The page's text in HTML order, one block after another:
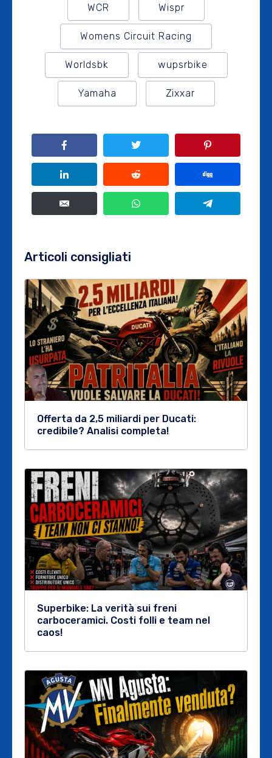
WCR Wispr
Womens Circuit Racing
Worldsbk wupsrbike
Yamaha Zixxar
Articoli consigliati
Offerta da 2,5 miliardi per Ducati:
credibile? Analisi completa!
Superbike: La verità sui freni
carboceramici. Costi folli e team nel
caos!